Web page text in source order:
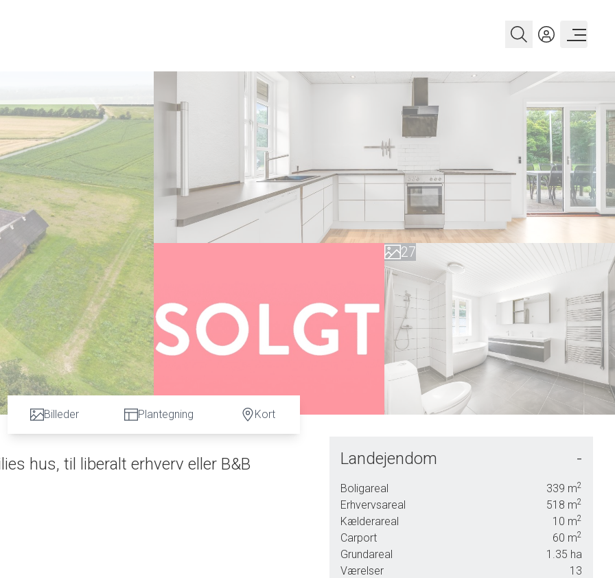
0
1
2
3
5
6
7
8
9
0
2
3
4
5
6
7
Billeder Plantegning Kort
hus, til liberalt erhverv eller B&B Landejendom -
Boligareal 339 m2
Erhvervsareal 518 m2
Kælderareal 10 m2
Carport 60 m2
Grundareal 1.35 ha
Værelser
13